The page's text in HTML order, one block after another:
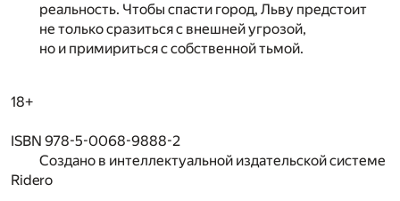
реальность. Чтобы спасти город, Льву предстоит
не только сразиться с внешней угрозой,
но и примириться с собственной тьмой.
18+
ISBN 978-5-0068-9888-2
Создано в интеллектуальной издательской системе
Ridero